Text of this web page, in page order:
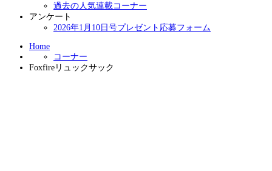
過去の人気連載コーナー
アンケート
2026年1月10日号プレゼント応募フォーム
Home
コーナー
Foxfireリュックサック